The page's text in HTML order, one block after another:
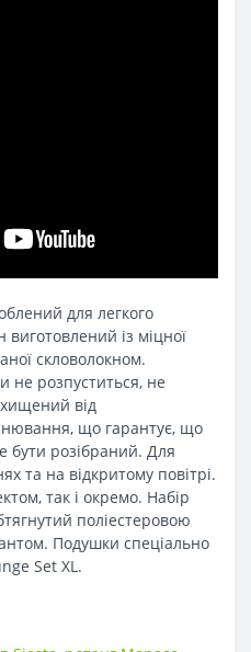
для легкого
виготовлений із міцної
скловолокном.
не розпуститься, не
від
що гарантує, що
бути розібраний. Для
та на відкритому повітрі.
так і окремо. Набір
поліестеровою
Подушки спеціально
Set XL.